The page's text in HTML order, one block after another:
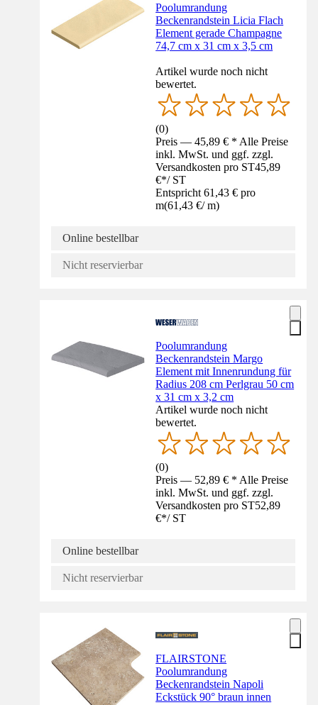
Poolumrandung
Beckenrandstein Licia Flach
Element gerade Champagne
74,7 cm x 31 cm x 3,5 cm
Artikel wurde noch nicht
bewertet.
(0)
Preis — 45,89 € * Alle Preise
inkl. MwSt. und ggf. zzgl.
Versandkosten pro ST45,89
€*/ ST
Entspricht 61,43 € pro
m(61,43 €/ m)
Online bestellbar
Nicht reservierbar
Poolumrandung
Beckenrandstein Margo
Element mit Innenrundung für
Radius 208 cm Perlgrau 50 cm
x 31 cm x 3,2 cm
Artikel wurde noch nicht
bewertet.
(0)
Preis — 52,89 € * Alle Preise
inkl. MwSt. und ggf. zzgl.
Versandkosten pro ST52,89
€*/ ST
Online bestellbar
Nicht reservierbar
FLAIRSTONE
Poolumrandung
Beckenrandstein Napoli
Eckstück 90° braun innen